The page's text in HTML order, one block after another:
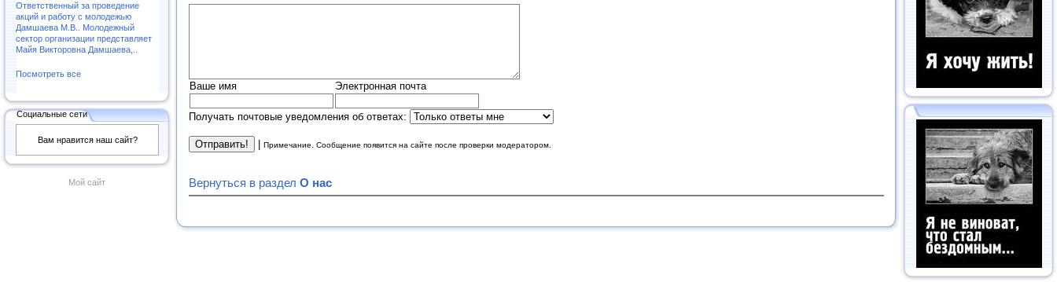
Ответственный за проведение
акций и работу с молодежью
Дамшаева М.В.. Молодежный
сектор организации представляет
Майя Викторовна Дамшаева,..
Посмотреть все
Социальные сети
Вам нравится наш сайт?
Мой сайт
Ваше имя Электронная почта
Получать почтовые уведомления об ответах:
Примечание. Сообщение появится на сайте после проверки модератором.
Вернуться в раздел О нас